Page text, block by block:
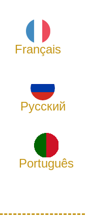
Français
Русский
Português